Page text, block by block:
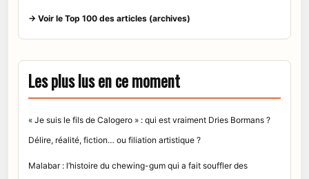
→ Voir le Top 100 des articles (archives)
Les plus lus en ce moment
« Je suis le fils de Calogero » : qui est vraiment Dries Bormans ?
Délire, réalité, fiction… ou filiation artistique ?
Malabar : l’histoire du chewing-gum qui a fait souffler des